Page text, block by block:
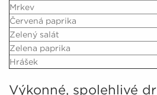
Mrkev
Červená paprika
Zelený salát
Zelena paprika
Hrášek
Výkonné, spolehlivé